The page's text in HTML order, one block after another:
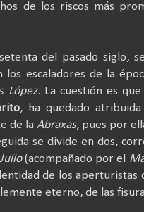
de los riscos más
del pasado siglo,
los escaladores de la
López. La cuestión es
, ha quedado
de laAbraxas, pues por
se divide en dos,
Julio(acompañado por el
de los aperturistas
eterno, de las